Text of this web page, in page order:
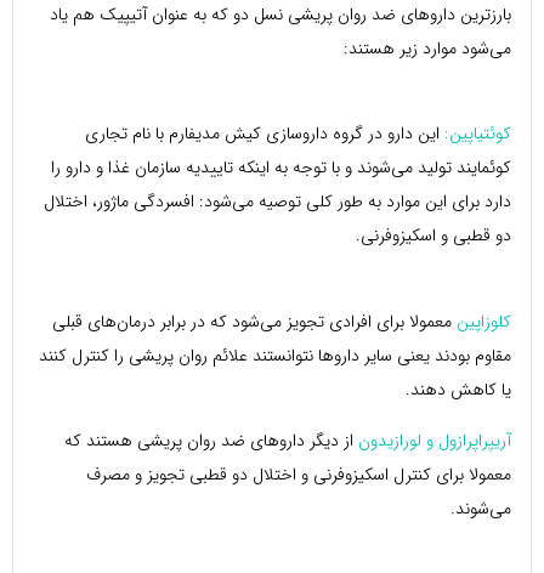
بارزترین داروهای ضد روان پریشی نسل دو که به عنوان آتیپیک هم یاد
می‌شود موارد زیر هستند:
کوئتیاپین: این دارو در گروه داروسازی کیش مدیفارم با نام تجاری
کوئمایند تولید می‌شوند و با توجه به اینکه تاییدیه سازمان غذا و دارو را
دارد برای این موارد به طور کلی توصیه می‌شود: افسردگی ماژور، اختلال
دو قطبی و اسکیزوفرنی.
کلوزاپین معمولا برای افرادی تجویز می‌شود که در برابر درمان‌های قبلی
مقاوم بودند یعنی سایر داروها نتوانستند علائم روان پریشی را کنترل کنند
یا کاهش دهند.
آریپراپرازول و لورازیدون از دیگر داروهای ضد روان پریشی هستند که
معمولا برای کنترل اسکیزوفرنی و اختلال دو قطبی تجویز و مصرف
می‌شوند.